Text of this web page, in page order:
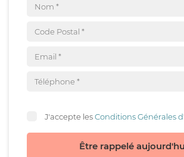
J'accepte lesConditions Générales
Être rappelé